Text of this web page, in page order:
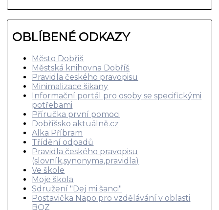
OBLÍBENÉ ODKAZY
Město Dobříš
Městská knihovna Dobříš
Pravidla českého pravopisu
Minimalizace šikany
Informační portál pro osoby se specifickými
potřebami
Příručka první pomoci
Dobříšsko aktuálně.cz
Alka Příbram
Třídění odpadů
Pravidla českého pravopisu
(slovník,synonyma,pravidla)
Ve škole
Moje škola
Sdružení "Dej mi šanci"
Postavička Napo pro vzdělávání v oblasti
BOZ